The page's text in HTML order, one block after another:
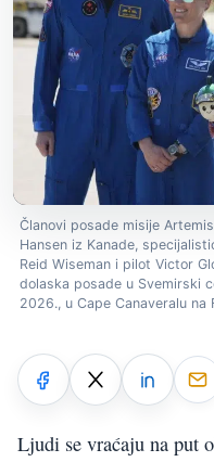
Članovi posade misije
Hansen iz Kanade,
Reid Wiseman i pilot Victor
dolaska posade u Svemirski
2026., u Cape Canaveralu na
Ljudi se vraćaju na put